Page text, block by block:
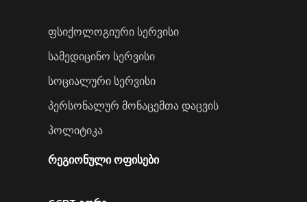
ფსიქოლოგიური სერვისი
სამედიცინო სერვისი
სოციალური სერვისი
პერსონალურ მონაცემთა დაცვის
პოლიტიკა
ᲠᲔᲒᲘᲝᲜᲣᲚᲘ ᲝᲤᲘᲡᲔᲑᲘ